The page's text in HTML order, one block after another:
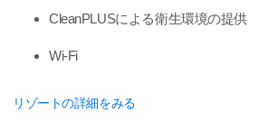
CleanPLUSによる衛生環境の提供
Wi-Fi
リゾートの詳細をみる